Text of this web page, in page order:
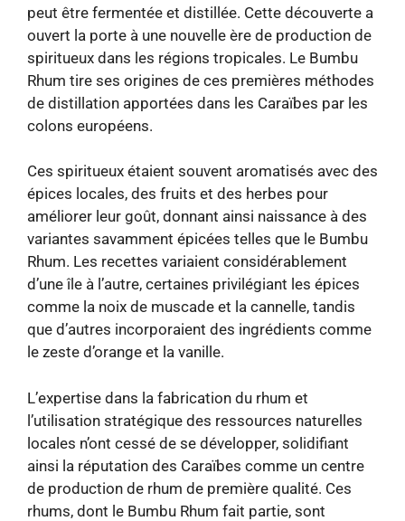
peut être fermentée et distillée. Cette découverte a
ouvert la porte à une nouvelle ère de production de
spiritueux dans les régions tropicales. Le Bumbu
Rhum tire ses origines de ces premières méthodes
de distillation apportées dans les Caraïbes par les
colons européens.
Ces spiritueux étaient souvent aromatisés avec des
épices locales, des fruits et des herbes pour
améliorer leur goût, donnant ainsi naissance à des
variantes savamment épicées telles que le Bumbu
Rhum. Les recettes variaient considérablement
d’une île à l’autre, certaines privilégiant les épices
comme la noix de muscade et la cannelle, tandis
que d’autres incorporaient des ingrédients comme
le zeste d’orange et la vanille.
L’expertise dans la fabrication du rhum et
l’utilisation stratégique des ressources naturelles
locales n’ont cessé de se développer, solidifiant
ainsi la réputation des Caraïbes comme un centre
de production de rhum de première qualité. Ces
rhums, dont le Bumbu Rhum fait partie, sont